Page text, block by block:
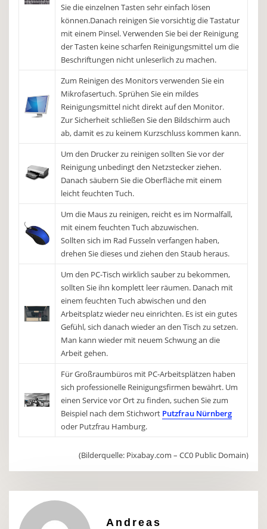
Sie die einzelnen Tasten sehr einfach lösen
können.Danach reinigen Sie vorsichtig die Tastatur
mit einem Pinsel. Verwenden Sie bei der Reinigung
der Tasten keine scharfen Reinigungsmittel um die
Beschriftungen nicht unleserlich zu machen.
Zum Reinigen des Monitors verwenden Sie ein
Mikrofasertuch. Sprühen Sie ein mildes
Reinigungsmittel nicht direkt auf den Monitor.
Zur Sicherheit schließen Sie den Bildschirm auch
ab, damit es zu keinem Kurzschluss kommen kann.
Um den Drucker zu reinigen sollten Sie vor der
Reinigung unbedingt den Netzstecker ziehen.
Danach säubern Sie die Oberfläche mit einem
leicht feuchten Tuch.
Um die Maus zu reinigen, reicht es im Normalfall,
mit einem feuchten Tuch abzuwischen.
Sollten sich im Rad Fusseln verfangen haben,
drehen Sie dieses und ziehen den Staub heraus.
Um den PC-Tisch wirklich sauber zu bekommen,
sollten Sie ihn komplett leer räumen. Danach mit
einem feuchten Tuch abwischen und den
Arbeitsplatz wieder neu einrichten. Es ist ein gutes
Gefühl, sich danach wieder an den Tisch zu setzen.
Man kann wieder mit neuem Schwung an die
Arbeit gehen.
Für Großraumbüros mit PC-Arbeitsplätzen haben
sich professionelle Reinigungsfirmen bewährt. Um
einen Service vor Ort zu finden, suchen Sie zum
Beispiel nach dem Stichwort Putzfrau Nürnberg
oder Putzfrau Hamburg.
(Bilderquelle: Pixabay.com – CC0 Public Domain)
Andreas